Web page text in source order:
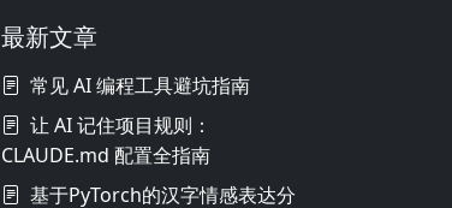
最新文章
常见 AI 编程工具避坑指南
让 AI 记住项目规则：
CLAUDE.md 配置全指南
基于PyTorch的汉字情感表达分